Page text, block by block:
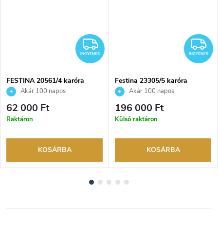
INGYENES
INGYENES
FESTINA 20561/4 karóra
Akár 100 napos
visszaküldési lehetőség. Hivatalos
márkakereskedő.
62 000 Ft
Raktáron
KOSÁRBA
INGYENES
Festina 23305/5 karóra
Akár 100 napos
visszaküldési lehetőség. Hivatalos
márkakereskedő.
196 000 Ft
Külső raktáron
KOSÁRBA